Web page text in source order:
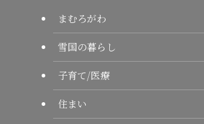
まむろがわ
雪国の暮らし
子育て/医療
住まい